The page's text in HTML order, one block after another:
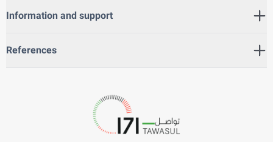
Information and support
References